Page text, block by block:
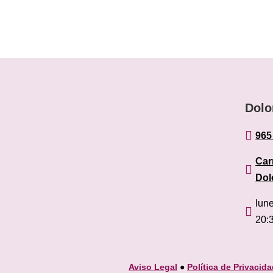



Aviso Legal ● Política de